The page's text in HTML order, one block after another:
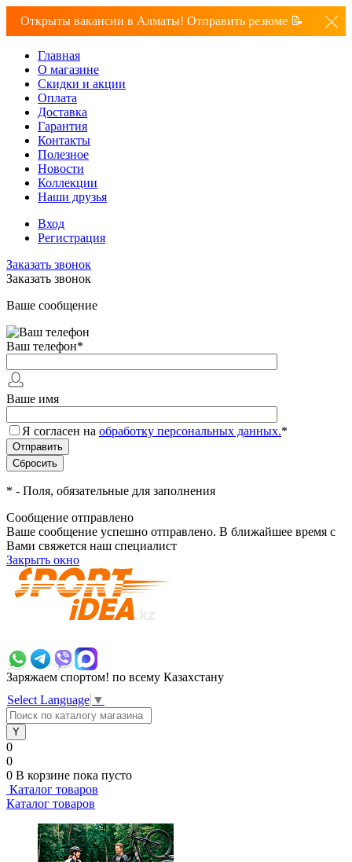
Открыты вакансии в Алматы! Отправить резюме 📝
Главная
О магазине
Скидки и акции
Оплата
Доставка
Гарантия
Контакты
Полезное
Новости
Коллекции
Наши друзья
Вход
Регистрация
Заказать звонок
Заказать звонок
Ваше сообщение
Ваш телефон*
Ваше имя
Я согласен на обработку персональных данных.*
* - Поля, обязательные для заполнения
Сообщение отправлено
Ваше сообщение успешно отправлено. В ближайшее время с
Вами свяжется наш специалист
Закрыть окно
Заряжаем спортом! по всему Казахстану
Select Language ▼
0
0
0 В корзине пока пусто
Каталог товаров
Каталог товаров